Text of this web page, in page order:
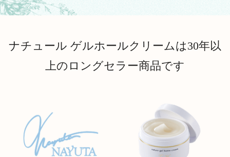
ナチュール ゲルホールクリームは30年以
上のロングセラー商品です